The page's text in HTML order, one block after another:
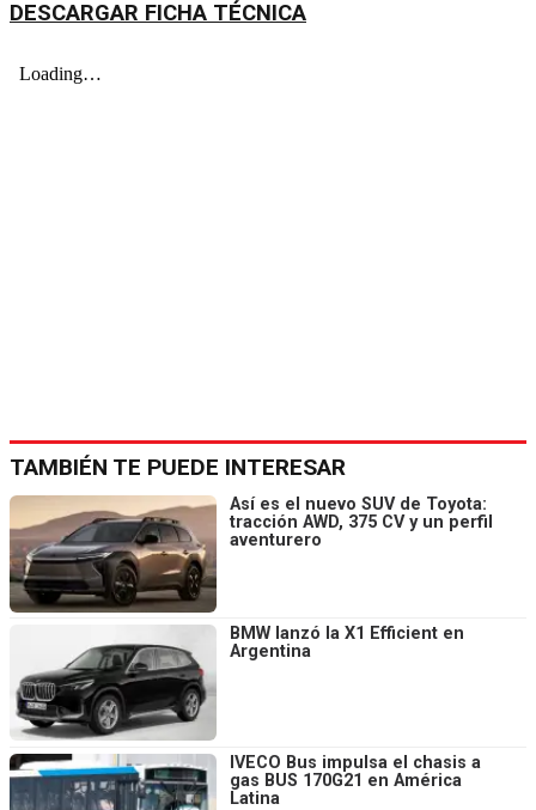
DESCARGAR FICHA TÉCNICA
TAMBIÉN TE PUEDE INTERESAR
Así es el nuevo SUV de Toyota:
tracción AWD, 375 CV y un perfil
aventurero
BMW lanzó la X1 Efficient en
Argentina
IVECO Bus impulsa el chasis a
gas BUS 170G21 en América
Latina